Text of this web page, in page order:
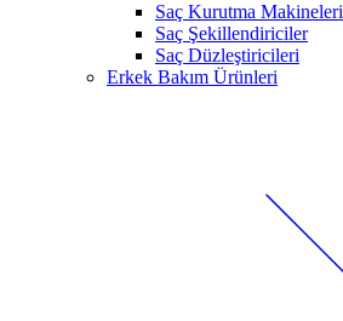
Saç Kurutma Makineleri
Saç Şekillendiriciler
Saç Düzleştiricileri
Erkek Bakım Ürünleri